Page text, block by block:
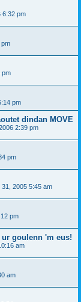
6:32 pm
pm
pm
pm
dindan MOVE
2:39 pm
pm
31, 2005 5:45 am
pm
goulenn 'm eus!
am
am